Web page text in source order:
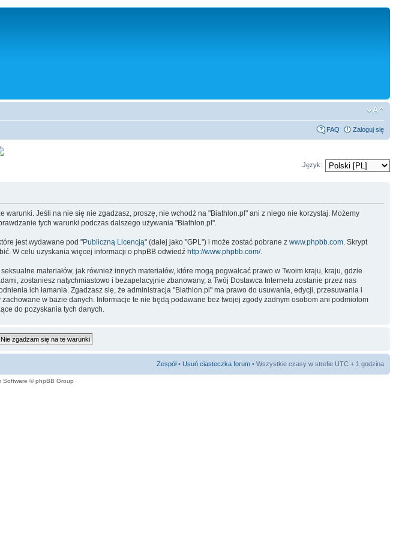
FAQ Zaloguj się
Język:
Jeśli na nie się nie zgadzasz, proszę, nie wchodź na "Biathlon.pl" ani z niego nie korzystaj. Możemy
tych warunki podczas dalszego używania "Biathlon.pl".
jest wydawane pod "Publiczną Licencją" (dalej jako "GPL") i może zostać pobrane z www.phpbb.com . Skrypt
W celu uzyskania więcej informacji o phpBB odwiedź http://www.phpbb.com/.
materiałów, jak również innych materiałów, które mogą pogwałcać prawo w Twoim kraju, kraju, gdzie
zostaniesz natychmiastowo i bezapelacyjnie zbanowany, a Twój Dostawca Internetu zostanie przez nas
ich łamania. Zgadzasz się, że administracja "Biathlon.pl" ma prawo do usuwania, edycji, przesuwania i
w bazie danych. Informacje te nie będą podawane bez twojej zgody żadnym osobom ani podmiotom
do pozyskania tych danych.
Zespół• Usuń ciasteczka forum • Wszystkie czasy w strefie UTC + 1 godzina
Software © phpBB Group